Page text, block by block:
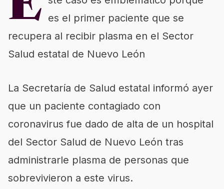
es el primer paciente que se
recupera al recibir plasma en el Sector
Salud estatal de Nuevo León
La Secretaría de Salud estatal informó ayer
que un paciente contagiado con
coronavirus fue dado de alta de un hospital
del Sector Salud de Nuevo León tras
administrarle plasma de personas que
sobrevivieron a este virus.